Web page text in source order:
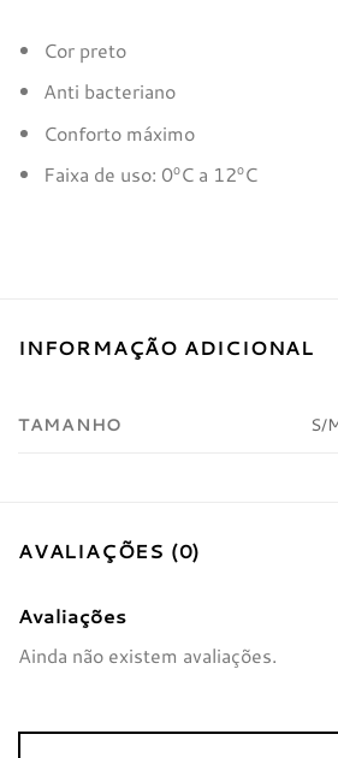
Cor preto
Anti bacteriano
Conforto máximo
Faixa de uso: 0ºC a 12ºC
INFORMAÇÃO ADICIONAL
TAMANHO S/
AVALIAÇÕES (0)
Avaliações
Ainda não existem avaliações.